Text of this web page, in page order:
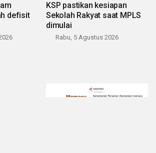
defisit
KSP pastikan kesiapan
Sekolah Rakyat saat MPLS
dimulai
Rabu, 5 Agustus 2026